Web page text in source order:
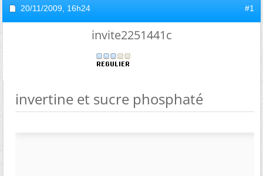
20/11/2009, 16h24 #1
invite2251441c
invertine et sucre phosphaté